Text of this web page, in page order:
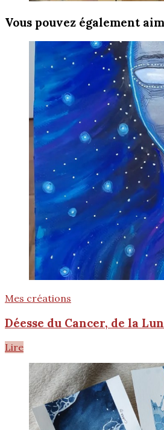
Vous pouvez également
Mes créations
Déesse du Cancer, de la
Lire